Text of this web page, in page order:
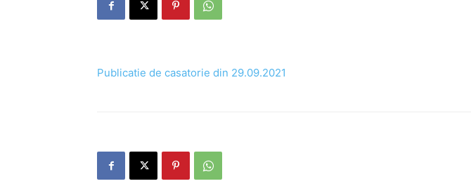
Publicatie de casatorie din 29.09.2021